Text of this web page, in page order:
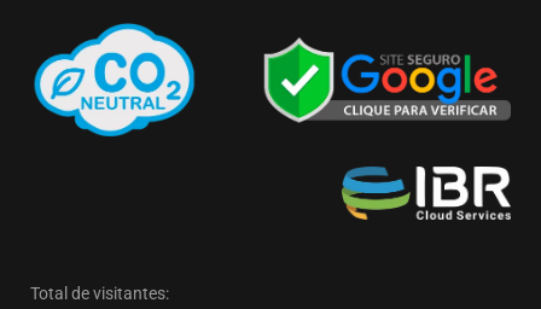
Total de visitantes: